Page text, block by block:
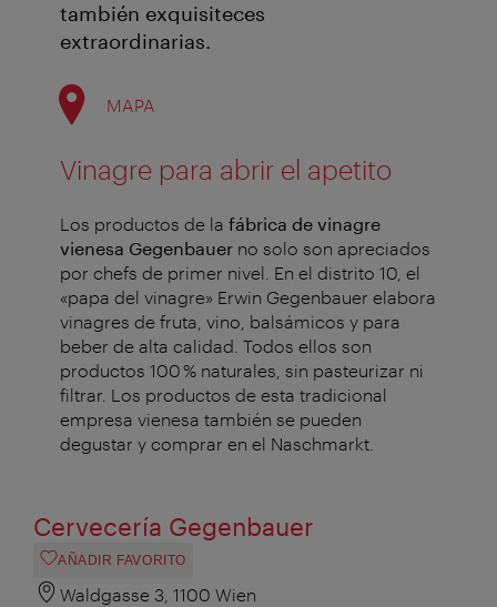
también exquisiteces
extraordinarias.
MAPA
Vinagre para abrir el apetito
Los productos de la fábrica de vinagre
vienesa Gegenbauer no solo son apreciados
por chefs de primer nivel. En el distrito 10, el
«papa del vinagre» Erwin Gegenbauer elabora
vinagres de fruta, vino, balsámicos y para
beber de alta calidad. Todos ellos son
productos 100 % naturales, sin pasteurizar ni
filtrar. Los productos de esta tradicional
empresa vienesa también se pueden
degustar y comprar en el Naschmarkt.
Cervecería Gegenbauer
AÑADIR FAVORITO
Waldgasse 3, 1100 Wien